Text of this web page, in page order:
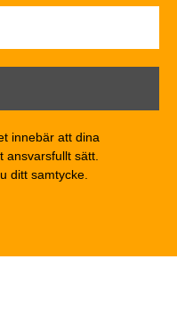
konstruktioner
innebär att dina
ansvarsfullt sätt.
ditt samtycke.